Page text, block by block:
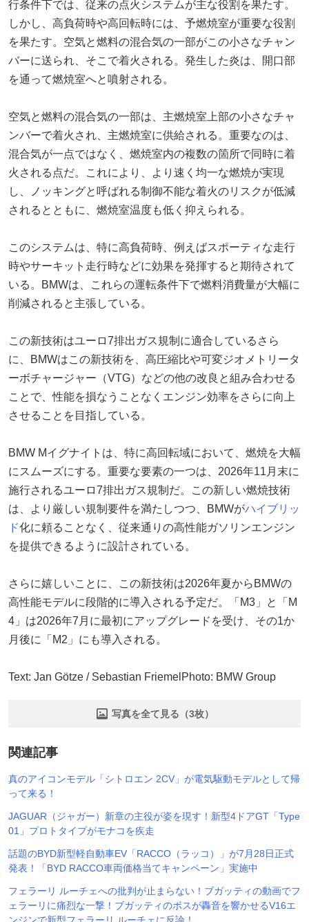
行条件下では、従来の点火システムが主な役割を果たす。
しかし、高負荷時や高回転時には、予燃焼室が重要な役割
を果たす。空気と燃料の混合気の一部がこの小さなチャン
バーに送られ、そこで着火される。発生した炎は、開口部
を通って燃焼室へと噴射される。
空気と燃料の混合気の一部は、主燃焼室上部の小さなチャ
ンバーで着火され、主燃焼室に供給される。重要なのは、
混合気が一点ではなく、燃焼室内の複数の箇所で同時に着
火される点だ。これにより、より速く均一な燃焼が実現
し、ノッキングと呼ばれる制御不能な着火のリスクが低減
されるとともに、燃焼室温度も低く抑えられる。
このシステムは、特に高負荷時、例えばスポーティな走行
時やサーキット走行時などに効果を発揮すると期待されて
いる。BMWは、これらの運転条件下で燃料消費量が大幅に
削減されると主張している。
この新技術はユーロ7排出ガス規制に適合しているさら
に、BMWはこの新技術を、高圧縮比や可変ジオメトリータ
ーボチャージャー（VTG）などの他の改良と組み合わせる
ことで、性能を損なうことなくエンジン効率をさらに向上
させることを目指している。
BMW Mイグナイトは、特に高回転域において、燃焼を大幅
にスムーズにする。重要な要素の一つは、2026年11月末に
施行されるユーロ7排出ガス規制だ。この新しい燃焼技術
は、より厳しい規制要件を満たしつつ、BMWがハイブリッ
ド化に頼ることなく、従来通りの高性能ガソリンエンジン
を提供できるように設計されている。
さらに嬉しいことに、この新技術は2026年夏からBMWの
高性能モデルに段階的に導入される予定だ。「M3」と「M
4」は2026年7月に最初にアップグレードを受け、その1か
月後に「M2」にも導入される。
Text: Jan Götze / Sebastian FriemelPhoto: BMW Group
写真を全て見る（3枚）
関連記事
真のアイコンモデル「シトロエン 2CV」が電気駆動モデルとして帰
って来る！
JAGUAR（ジャガー）新章の主役が姿を現す！新型4ドアGT「Type
01」プロトタイプがモナコを疾走
話題のBYD新型軽自動車EV「RACCO（ラッコ）」が7月28日正式
発表！「BYD RACCO車両価格当てキャンペーン」実施中
フェラーリ ルーチェへの批判が止まらない！ブガッティの動画でフ
ェラーリに痛烈な一撃！ブガッティのボスが轟音を響かせるV16エ
ンジンで新型フェラーリ ルーチェに反論！